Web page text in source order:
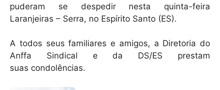
puderam se despedir nesta quinta-feira
Laranjeiras – Serra, no Espírito Santo (ES).
A todos seus familiares e amigos, a Diretoria do
Anffa Sindical e da DS/ES prestam
suas condolências.